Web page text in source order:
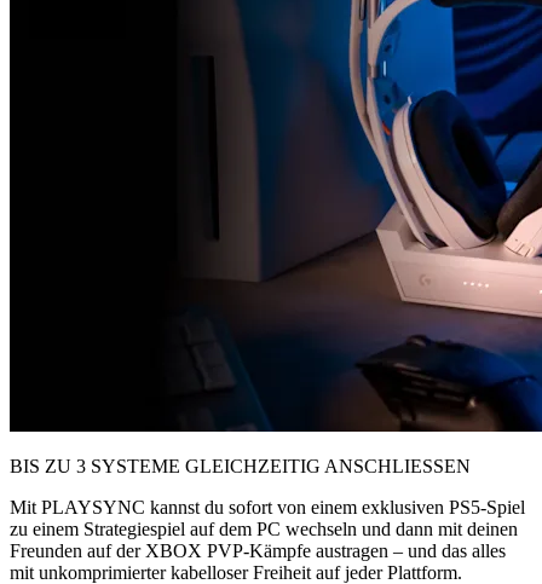
BIS ZU 3 SYSTEME GLEICHZEITIG ANSCHLIESSEN
Mit PLAYSYNC kannst du sofort von einem exklusiven PS5-Spiel
zu einem Strategiespiel auf dem PC wechseln und dann mit deinen
Freunden auf der XBOX PVP-Kämpfe austragen – und das alles
mit unkomprimierter kabelloser Freiheit auf jeder Plattform.